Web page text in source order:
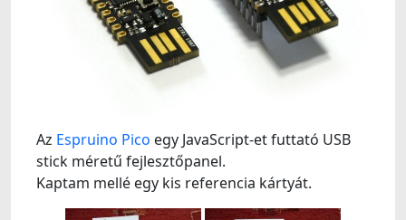
Az Espruino Pico egy JavaScript-et futtató USB
stick méretű fejlesztőpanel.
Kaptam mellé egy kis referencia kártyát.